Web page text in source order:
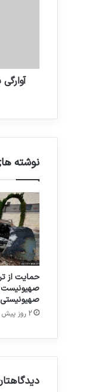
نوشته
حمایت از
صهیونیست
صهیونیستی
2 روز پیش